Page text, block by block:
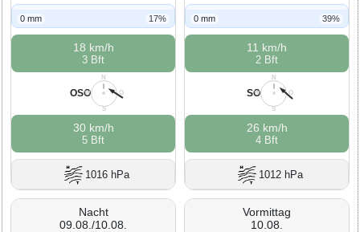
0 mm 17%
18 km/h
3 Bft
N
O
S
W
OSO
30 km/h
5 Bft
1016 hPa
0 mm 39%
11 km/h
2 Bft
N
O
S
W
SO
26 km/h
4 Bft
1012 hPa
Nacht
09.08./10.08.
Vormittag
10.08.